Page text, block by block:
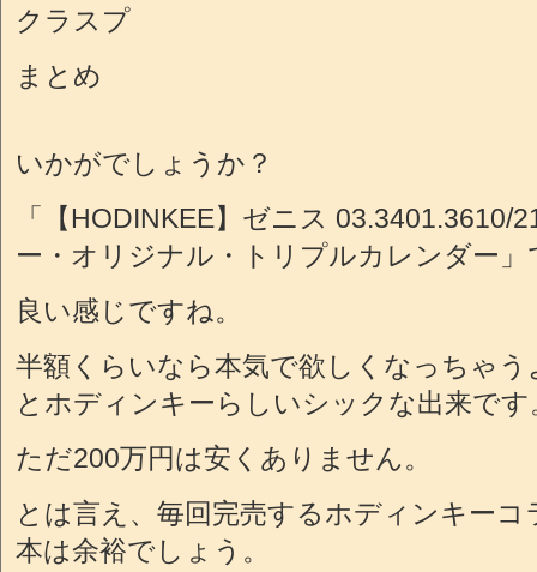
クラスプ
まとめ
いかがでしょうか？
「【HODINKEE】ゼニス 03.3401.3610/
ー・オリジナル・トリプルカレンダー」
良い感じですね。
半額くらいなら本気で欲しくなっちゃ
とホディンキーらしいシックな出来です
ただ200万円は安くありません。
とは言え、毎回完売するホディンキー
本は余裕でしょう。